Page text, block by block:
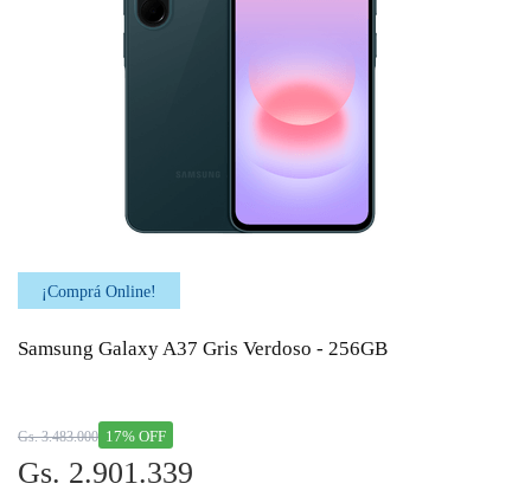
¡Comprá Online!
Samsung Galaxy A37 Gris Verdoso - 256GB
17% OFF
Gs. 3.483.000
Gs. 2.901.339